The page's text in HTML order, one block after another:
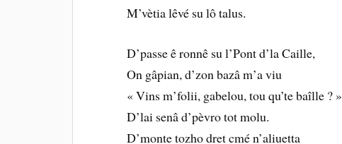
M’vètia lêvé su lô talus.
D’passe ê ronnê su l’Pont d’la Caille,
On gâpian, d’zon bazâ m’a viu
« Vins m’folii, gabelou, tou qu’te baîlle ? »
D’lai senâ d’pèvro tot molu.
D’monte tozho dret cmé n’aliuetta